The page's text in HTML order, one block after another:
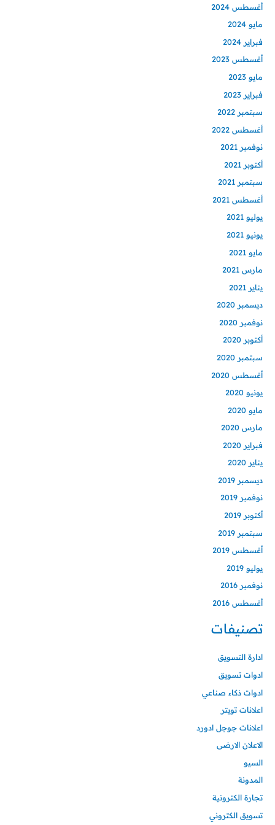
أغسطس 2024
مايو 2024
فبراير 2024
أغسطس 2023
مايو 2023
فبراير 2023
سبتمبر 2022
أغسطس 2022
نوفمبر 2021
أكتوبر 2021
سبتمبر 2021
أغسطس 2021
يوليو 2021
يونيو 2021
مايو 2021
مارس 2021
يناير 2021
ديسمبر 2020
نوفمبر 2020
أكتوبر 2020
سبتمبر 2020
أغسطس 2020
يونيو 2020
مايو 2020
مارس 2020
فبراير 2020
يناير 2020
ديسمبر 2019
نوفمبر 2019
أكتوبر 2019
سبتمبر 2019
أغسطس 2019
يوليو 2019
نوفمبر 2016
أغسطس 2016
تصنيفات
ادارة التسويق
ادوات تسويق
ادوات ذكاء صناعي
اعلانات تويتر
اعلانات جوجل ادورد
الاعلان الارضى
السيو
المدونة
تجارة الكترونية
تسويق الكتروني